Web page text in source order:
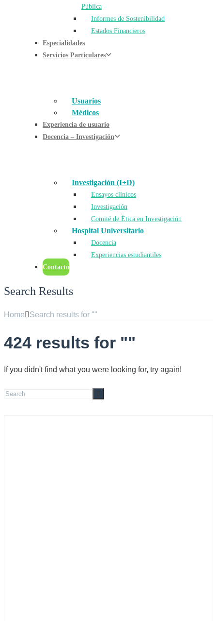
Pública
Informes de Sostenibilidad
Estados Financieros
Especialidades
Servicios Particulares
Usuarios
Médicos
Experiencia de usuario
Docencia – Investigación
Investigación (I+D)
Ensayos clínicos
Investigación
Comité de Ética en Investigación
Hospital Universitario
Docencia
Experiencias estudiantiles
Contacto
Search Results
Home Search results for ""
424 results for ""
If you didn't find what you were looking for, try again!